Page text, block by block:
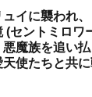
イに襲われ
セントミロ
魔族を追い
天使たちと共